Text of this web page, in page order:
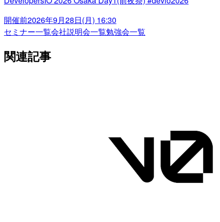
開催前2026年9月28日(月) 16:30
セミナー一覧会社説明会一覧勉強会一覧
関連記事